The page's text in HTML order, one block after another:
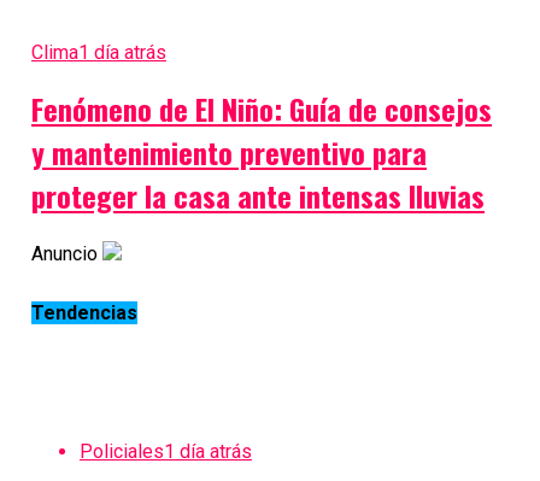
Clima1 día atrás
Fenómeno de El Niño: Guía de consejos
y mantenimiento preventivo para
proteger la casa ante intensas lluvias
Anuncio
Tendencias
Policiales1 día atrás